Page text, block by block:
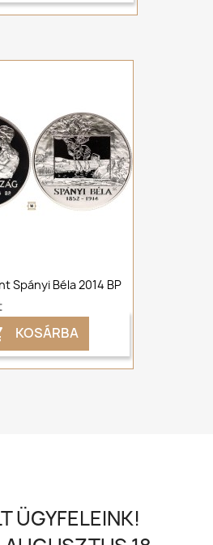
Spányi Béla 2014 BP
KOSÁRBA
ÜGYFELEINK!